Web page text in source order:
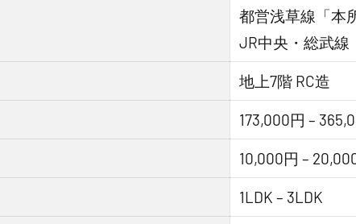
都営浅草線「本
JR中央・総武線
地上7階 RC造
173,000円 –
10,000円 –
1LDK – 3LDK